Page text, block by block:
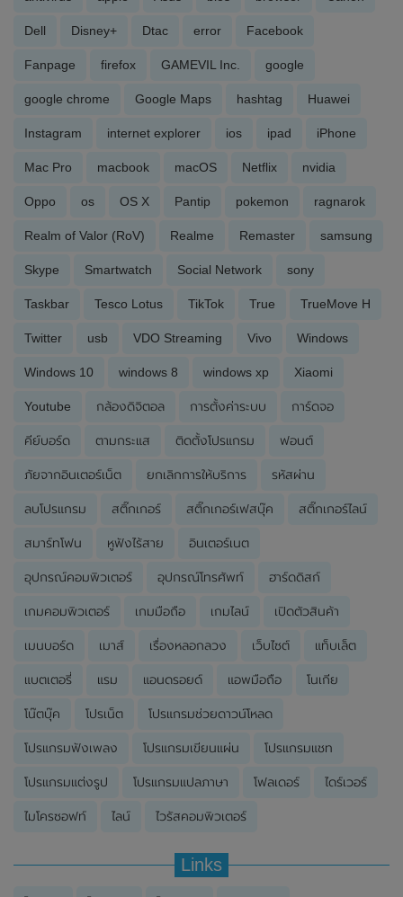
Dell Disney+ Dtac error Facebook
Fanpage firefox GAMEVIL Inc. google
google chrome Google Maps hashtag Huawei
Instagram internet explorer ios ipad iPhone
Mac Pro macbook macOS Netflix nvidia
Oppo os OS X Pantip pokemon ragnarok
Realm of Valor (RoV) Realme Remaster samsung
Skype Smartwatch Social Network sony
Taskbar Tesco Lotus TikTok True TrueMove H
Twitter usb VDO Streaming Vivo Windows
Windows 10 windows 8 windows xp Xiaomi
Youtube กล้องดิจิตอล การตั้งค่าระบบ การ์ดจอ
คีย์บอร์ด ตามกระแส ติดตั้งโปรแกรม ฟอนต์
ภัยจากอินเตอร์เน็ต ยกเลิกการให้บริการ รหัสผ่าน
ลบโปรแกรม สติ๊กเกอร์ สติ๊กเกอร์เฟสบุ๊ค สติ๊กเกอร์ไลน์
สมาร์ทโฟน หูฟังไร้สาย อินเตอร์เนต
อุปกรณ์คอมพิวเตอร์ อุปกรณ์โทรศัพท์ ฮาร์ดดิสก์
เกมคอมพิวเตอร์ เกมมือถือ เกมไลน์ เปิดตัวสินค้า
เมนบอร์ด เมาส์ เรื่องหลอกลวง เว็บไซต์ แท็บเล็ต
แบตเตอรี่ แรม แอนดรอยด์ แอพมือถือ โนเกีย
โน๊ตบุ๊ค โปรเน็ต โปรแกรมช่วยดาวน์โหลด
โปรแกรมฟังเพลง โปรแกรมเขียนแผ่น โปรแกรมแชท
โปรแกรมแต่งรูป โปรแกรมแปลภาษา โฟลเดอร์ ไดร์เวอร์
ไมโครซอฟท์ ไลน์ ไวรัสคอมพิวเตอร์
Links